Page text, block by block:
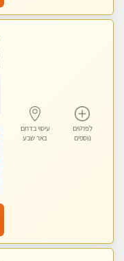
לפרטים
נוספים
עיסוי בדרום
באר שבע